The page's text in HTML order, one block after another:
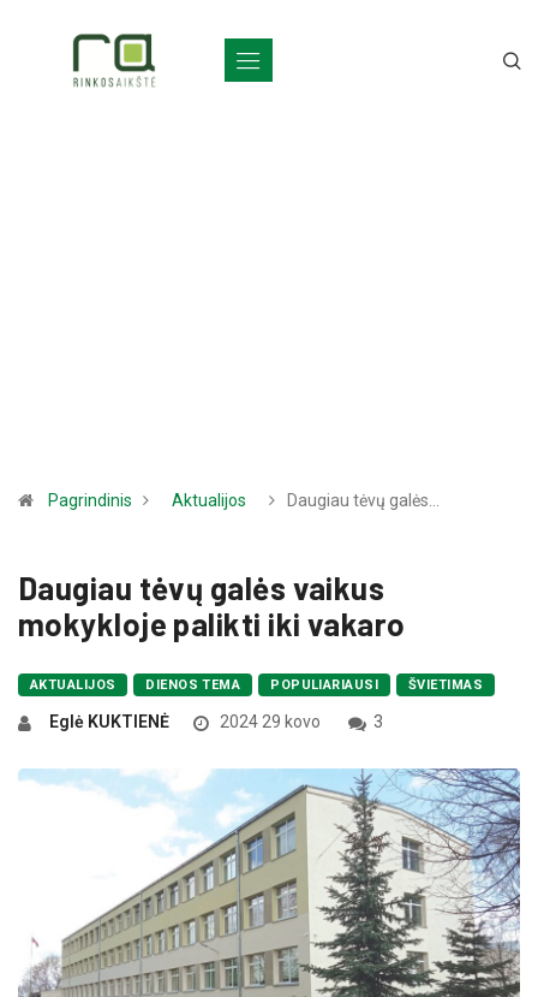
Pagrindinis Aktualijos Daugiau tėvų galės…
Daugiau tėvų galės vaikus
mokykloje palikti iki vakaro
AKTUALIJOS DIENOS TEMA POPULIARIAUSI ŠVIETIMAS
Eglė KUKTIENĖ 2024 29 kovo 3